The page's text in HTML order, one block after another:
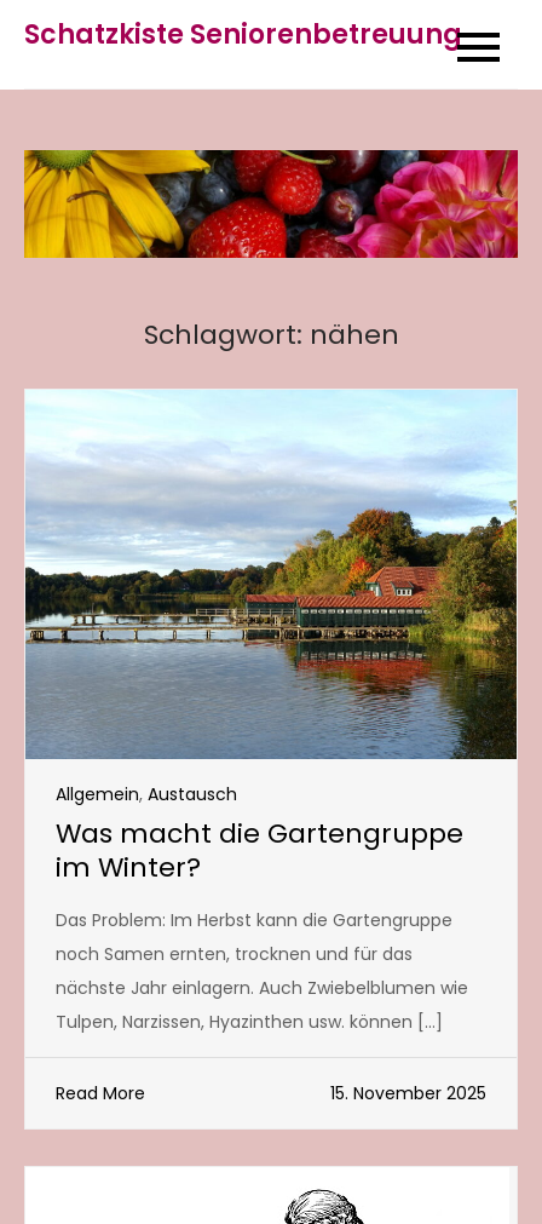
content
Schatzkiste Seniorenbetreuung
Schlagwort: nähen
Allgemein, Austausch
Was macht die Gartengruppe
im Winter?
Das Problem: Im Herbst kann die Gartengruppe
noch Samen ernten, trocknen und für das
nächste Jahr einlagern. Auch Zwiebelblumen wie
Tulpen, Narzissen, Hyazinthen usw. können […]
Read More 15. November 2025